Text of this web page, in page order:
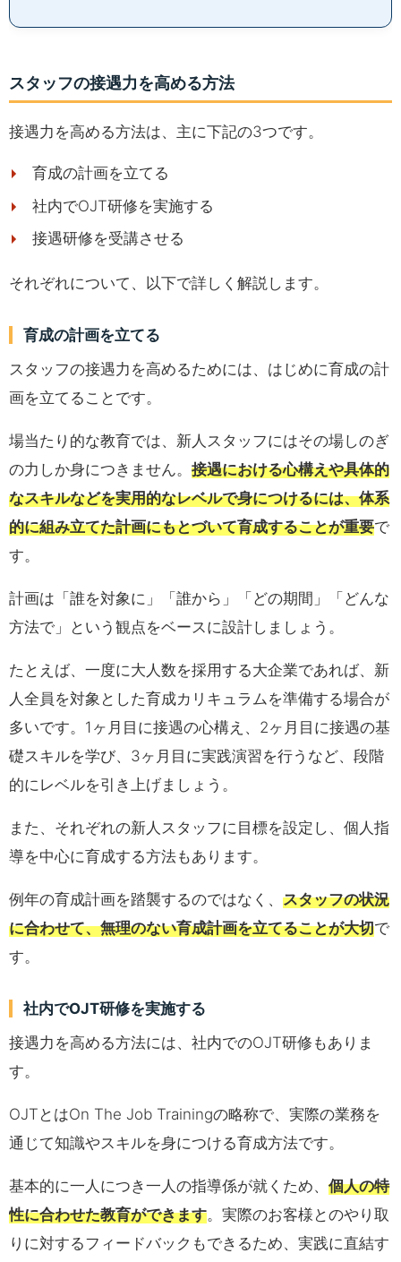
スタッフの接遇力を高める方法
接遇力を高める方法は、主に下記の3つです。
育成の計画を立てる
社内でOJT研修を実施する
接遇研修を受講させる
それぞれについて、以下で詳しく解説します。
育成の計画を立てる
スタッフの接遇力を高めるためには、はじめに育成の計
画を立てることです。
場当たり的な教育では、新人スタッフにはその場しのぎ
の力しか身につきません。 接遇における心構えや具体的
なスキルなどを実用的なレベルで身につけるには、体系
的に組み立てた計画にもとづいて育成することが重要で
す。
計画は「誰を対象に」「誰から」「どの期間」「どんな
方法で」という観点をベースに設計しましょう。
たとえば、一度に大人数を採用する大企業であれば、新
人全員を対象とした育成カリキュラムを準備する場合が
多いです。1ヶ月目に接遇の心構え、2ヶ月目に接遇の基
礎スキルを学び、3ヶ月目に実践演習を行うなど、段階
的にレベルを引き上げましょう。
また、それぞれの新人スタッフに目標を設定し、個人指
導を中心に育成する方法もあります。
例年の育成計画を踏襲するのではなく、 スタッフの状況
に合わせて、無理のない育成計画を立てることが大切で
す。
社内でOJT研修を実施する
接遇力を高める方法には、社内でのOJT研修もありま
す。
OJTとはOn The Job Trainingの略称で、実際の業務を
通じて知識やスキルを身につける育成方法です。
基本的に一人につき一人の指導係が就くため、 個人の特
性に合わせた教育ができます。実際のお客様とのやり取
りに対するフィードバックもできるため、実践に直結す